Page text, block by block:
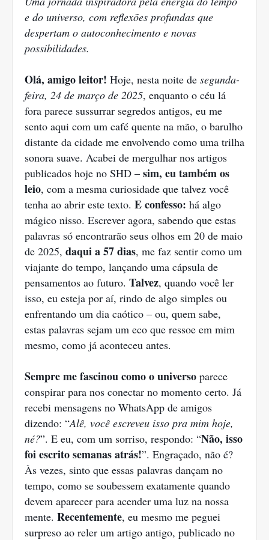
e do universo, com reflexões profundas que
despertam o autoconhecimento e novas
possibilidades.
Olá, amigo leitor! Hoje, nesta noite de segunda-
feira, 24 de março de 2025, enquanto o céu lá
fora parece sussurrar segredos antigos, eu me
sento aqui com um café quente na mão, o barulho
distante da cidade me envolvendo como uma trilha
sonora suave. Acabei de mergulhar nos artigos
publicados hoje no SHD – sim, eu também os
leio, com a mesma curiosidade que talvez você
tenha ao abrir este texto. E confesso: há algo
mágico nisso. Escrever agora, sabendo que estas
palavras só encontrarão seus olhos em 20 de maio
de 2025, daqui a 57 dias, me faz sentir como um
viajante do tempo, lançando uma cápsula de
pensamentos ao futuro. Talvez, quando você ler
isso, eu esteja por aí, rindo de algo simples ou
enfrentando um dia caótico – ou, quem sabe,
estas palavras sejam um eco que ressoe em mim
mesmo, como já aconteceu antes.
Sempre me fascinou como o universo parece
conspirar para nos conectar no momento certo. Já
recebi mensagens no WhatsApp de amigos
dizendo: “Alê, você escreveu isso pra mim hoje,
né?”. E eu, com um sorriso, respondo: “Não, isso
foi escrito semanas atrás!”. Engraçado, não é?
Às vezes, sinto que essas palavras dançam no
tempo, como se soubessem exatamente quando
devem aparecer para acender uma luz na nossa
mente. Recentemente, eu mesmo me peguei
surpreso ao reler um artigo antigo, publicado no